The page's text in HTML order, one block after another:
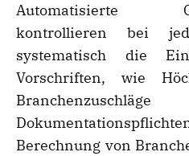
Automatisierte
kontrollieren bei
systematisch die
Vorschriften, wie
Berechnung von